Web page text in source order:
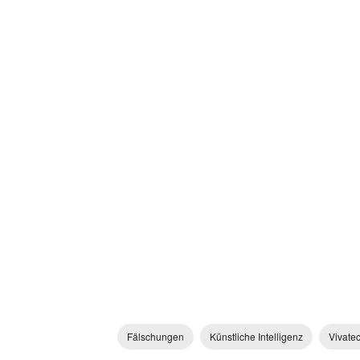
Fälschungen Künstliche Intelligenz